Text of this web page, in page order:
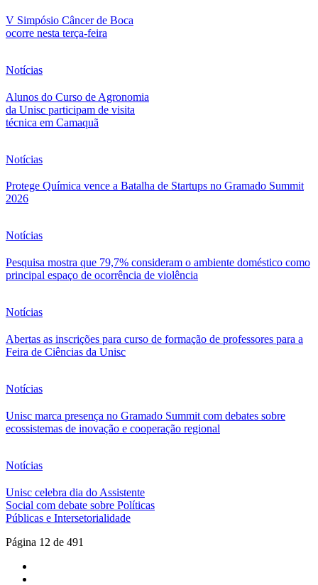
V Simpósio Câncer de Boca
ocorre nesta terça-feira
Notícias
Alunos do Curso de Agronomia
da Unisc participam de visita
técnica em Camaquã
Notícias
Protege Química vence a Batalha de Startups no Gramado Summit
2026
Notícias
Pesquisa mostra que 79,7% consideram o ambiente doméstico como
principal espaço de ocorrência de violência
Notícias
Abertas as inscrições para curso de formação de professores para a
Feira de Ciências da Unisc
Notícias
Unisc marca presença no Gramado Summit com debates sobre
ecossistemas de inovação e cooperação regional
Notícias
Unisc celebra dia do Assistente
Social com debate sobre Políticas
Públicas e Intersetorialidade
Página 12 de 491